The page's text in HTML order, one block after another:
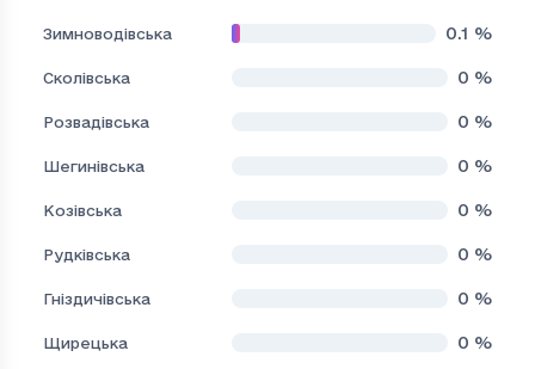
Зимноводівська 0.1 %
Сколівська 0 %
Розвадівська 0 %
Шегинівська 0 %
Козівська 0 %
Рудківська 0 %
Гніздичівська 0 %
Щирецька 0 %